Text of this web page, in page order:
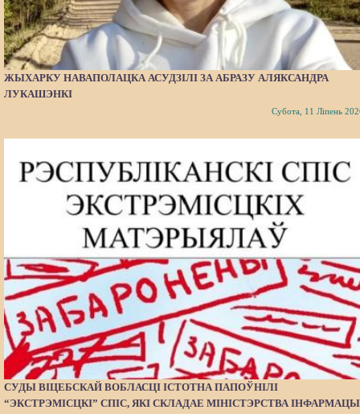
ЖЫХАРКУ НАВАПОЛАЦКА АСУДЗІЛІ ЗА АБРАЗУ АЛЯКСАНДРА
ЛУКАШЭНКІ
Субота, 11 Ліпень
СУДЫ ВІЦЕБСКАЙ ВОБЛАСЦІ ІСТОТНА ПАПОЎНІЛІ
“ЭКСТРЭМІСЦКІ” СПІС, ЯКІ СКЛАДАЕ МІНІСТЭРСТВА